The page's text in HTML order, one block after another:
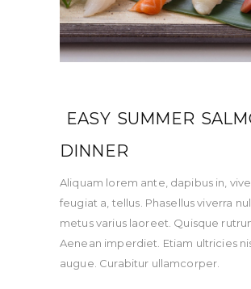
EASY SUMMER
DINNER
Aliquam lorem ante, dapibus in,
feugiat a, tellus. Phasellus viverra
metus varius laoreet. Quisque
Aenean imperdiet. Etiam ultricies
augue. Curabitur ullamcorper.